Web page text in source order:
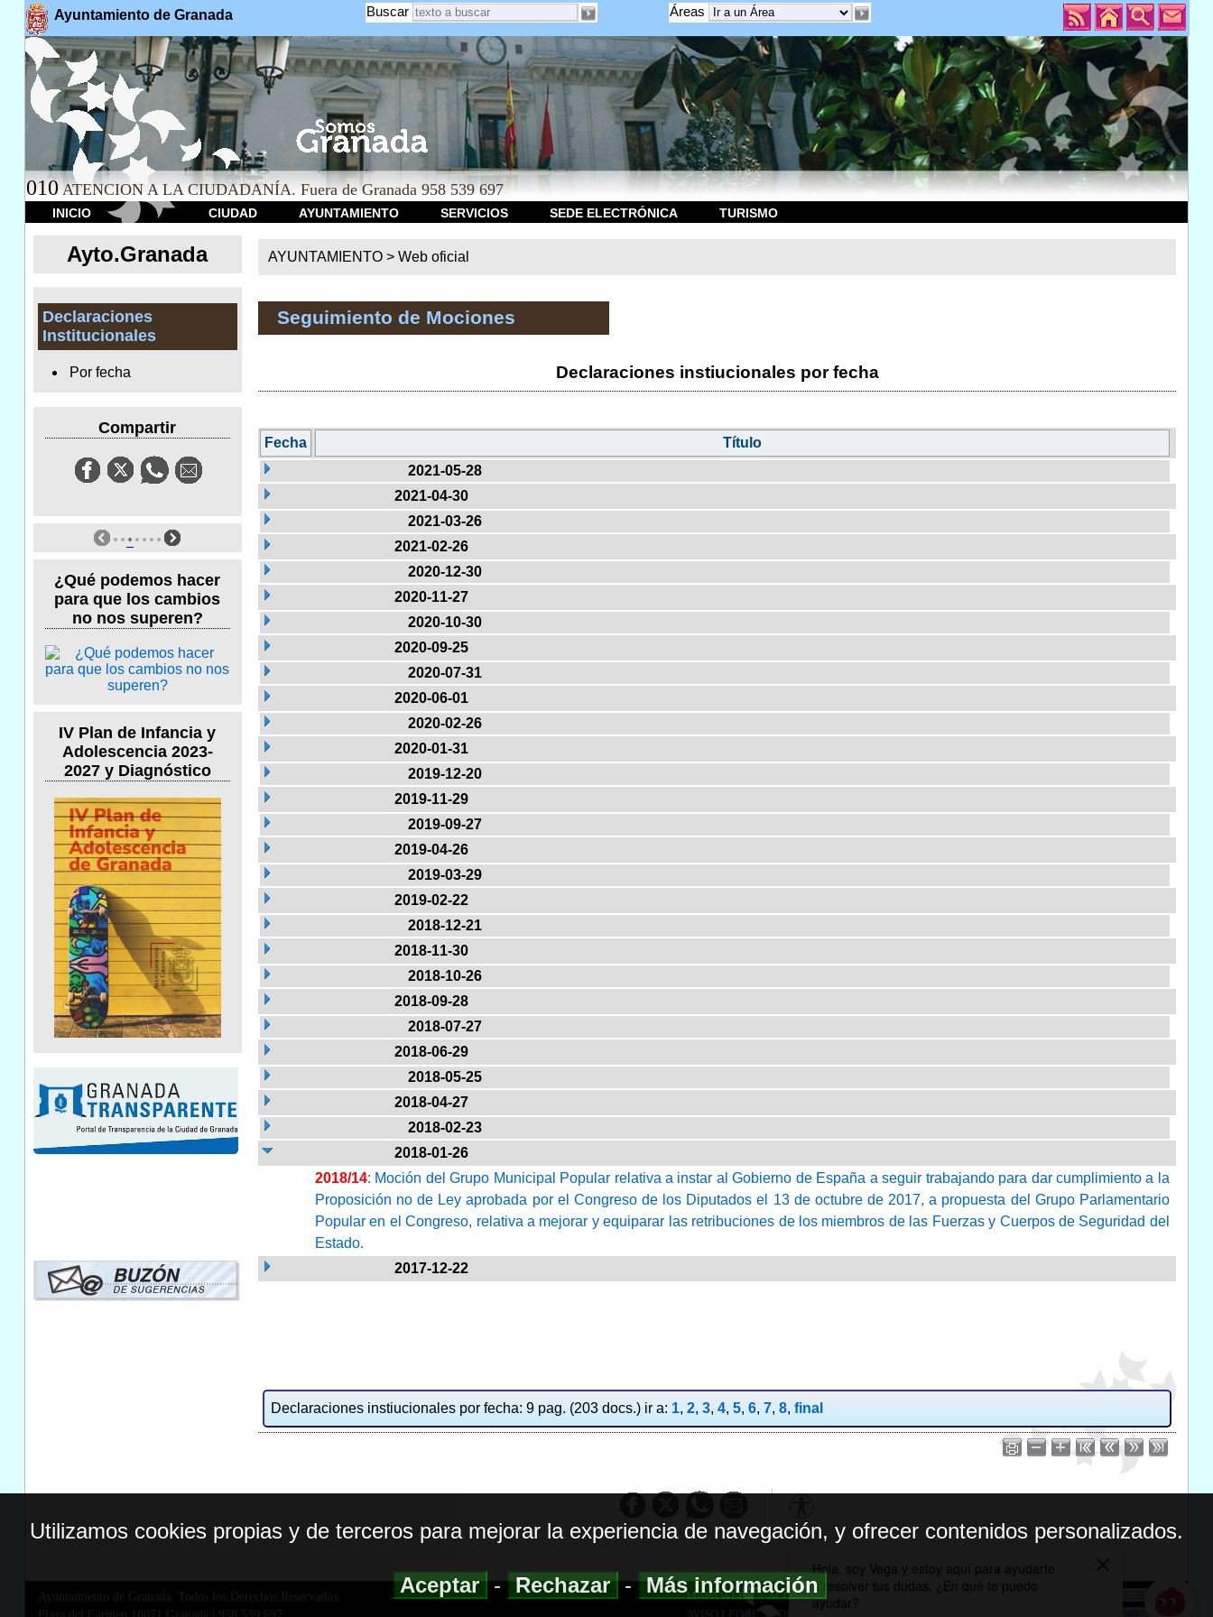
Ayuntamiento de Granada Áreas
Buscar
010 ATENCION A LA CIUDADANÍA. Fuera de Granada 958 539 697
INICIO CIUDAD AYUNTAMIENTO SERVICIOS SEDE ELECTRÓNICA TURISMO
Ayto.Granada
Declaraciones
Institucionales
Por fecha
Compartir
¿Qué podemos hacer
para que los cambios
no nos superen?
IV Plan de Infancia y
Adolescencia 2023-
2027 y Diagnóstico
AYUNTAMIENTO > Web oficial
Seguimiento de Mociones
Declaraciones instiucionales por fecha
Fecha
Título
2021-05-28
2021-04-30
2021-03-26
2021-02-26
2020-12-30
2020-11-27
2020-10-30
2020-09-25
2020-07-31
2020-06-01
2020-02-26
2020-01-31
2019-12-20
2019-11-29
2019-09-27
2019-04-26
2019-03-29
2019-02-22
2018-12-21
2018-11-30
2018-10-26
2018-09-28
2018-07-27
2018-06-29
2018-05-25
2018-04-27
2018-02-23
2018-01-26
2018/14: Moción del Grupo Municipal Popular relativa a instar al Gobierno de España a seguir trabajando para dar cumplimiento a la
Proposición no de Ley aprobada por el Congreso de los Diputados el 13 de octubre de 2017, a propuesta del Grupo Parlamentario
Popular en el Congreso, relativa a mejorar y equiparar las retribuciones de los miembros de las Fuerzas y Cuerpos de Seguridad del
Estado.
2017-12-22
Declaraciones instiucionales por fecha: 9 pag. (203 docs.) ir a: 1, 2, 3, 4, 5, 6, 7, 8, final
Ayuntamiento de Granada. Todos los Derechos Reservados.
MAPA WEB|ACCESIBILIDAD
AVISO LEGAL| POLITICA DE PRIVACIDAD
Utilizamos cookies propias y de terceros para mejorar la experiencia de navegación, y ofrecer contenidos personalizados.
Aceptar-Rechazar-Más información